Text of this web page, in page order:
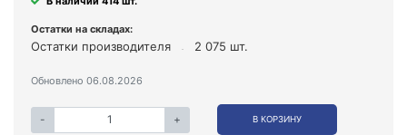
Остатки на складах:
Остатки производителя 2 075 шт.
Обновлено 06.08.2026
- + В КОРЗИНУ